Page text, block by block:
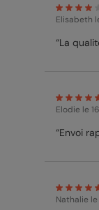
Elisabeth
“La
Elodie le
“Envoi
Nathalie